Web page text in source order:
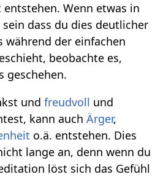
entstehen. Wenn etwas in
dass du dies deutlicher
während der einfachen
beobachte es,
geschehen.
undfreudvoll und
kann auchÄrger,
o.ä. entstehen. Dies
lange an, denn wenn du
löst sich das Gefühl